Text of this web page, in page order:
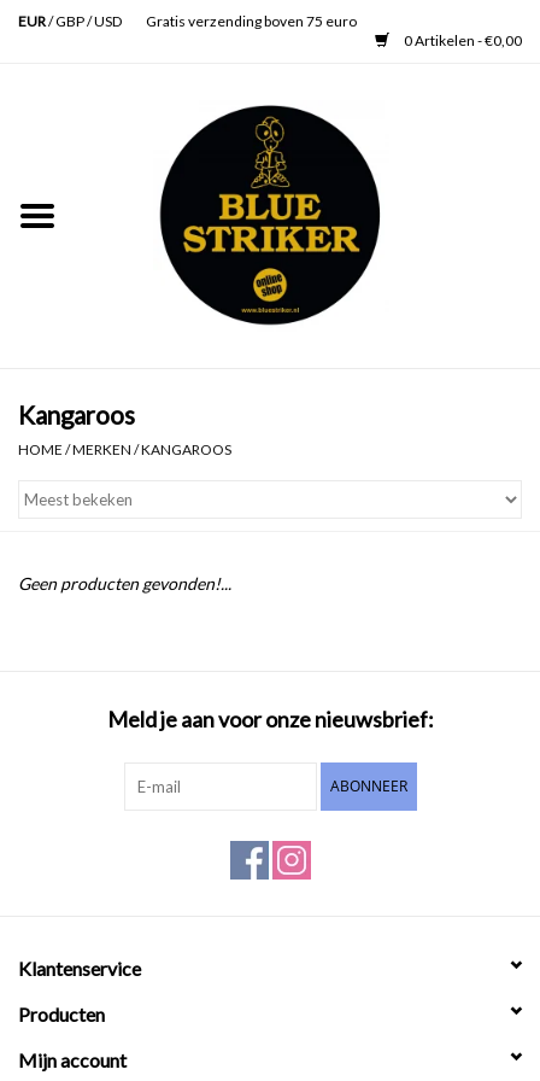
EUR/GBP/USD
Gratis verzending boven 75 euro
0 Artikelen - €0,00
Schoenen
Kangaroos
HOME /MERKEN /KANGAROOS
Geen producten gevonden!...
Meld je aan voor onze nieuwsbrief:
ABONNEER
Klantenservice
Producten
Mijn account